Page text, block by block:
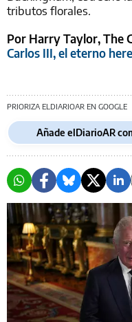
tributos florales.
Por Harry Taylor, The
Carlos III, el eterno
PRIORIZA ELDIARIOAR EN GOOGLE
Añade elDiarioAR